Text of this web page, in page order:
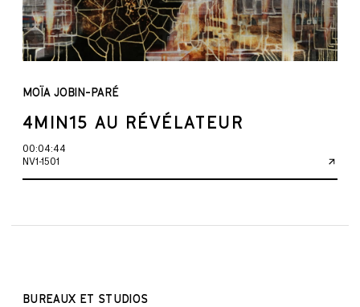
MOÏA JOBIN-PARÉ
4MIN15 AU RÉVÉLATEUR
00:04:44
NV1-1501
BUREAUX ET STUDIOS